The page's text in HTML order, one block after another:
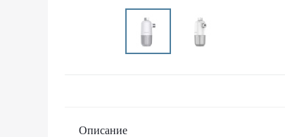
Описание